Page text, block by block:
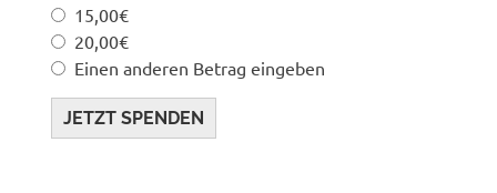
15,00€
20,00€
Einen anderen Betrag eingeben
JETZT SPENDEN